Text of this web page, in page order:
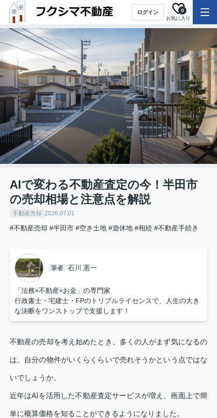
ログイン
お気に入り
0
AIで変わる不動産査定の今！半田市
の売却相場と注意点を解説
不動産売却 2026.07.01
#不動産売却 #半田市 #空き土地 #遊休地 #相続 #不動産手続き
筆者 石川 憲一
「法務×不動産×お金」の専門家
行政書士・宅建士・FPのトリプルライセンスで、人生の大き
な決断をワンストップで支援します！
不動産の売却を考え始めたとき、多くの人がまず気になるの
は、自分の物件がいくらくらいで売れそうかという点ではな
いでしょうか。
近年はAIを活用した不動産査定サービスが増え、画面上で簡
単に概算価格を知ることができるようになりました。